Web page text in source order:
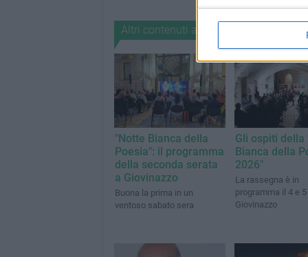
Altri contenuti a tema
"Notte Bianca della
Poesia": il programma
della seconda serata
a Giovinazzo
Buona la prima in un
ventoso sabato sera
Gli ospiti della
Bianca della
2026"
La rassegna è in
programma il 4 e
Giovinazzo